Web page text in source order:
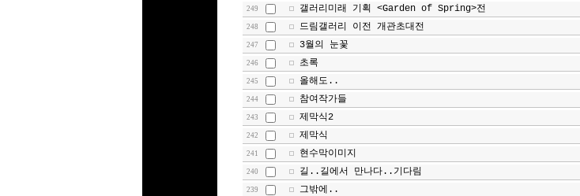
249 갤러리미래 기획 <Garden of Spring>전
248 드림갤러리 이전 개관초대전
247 3월의 눈꽃
246 초록
245 올해도..
244 참여작가들
243 제막식2
242 제막식
241 현수막이미지
240 길..길에서 만나다..기다림
239 그밖에..